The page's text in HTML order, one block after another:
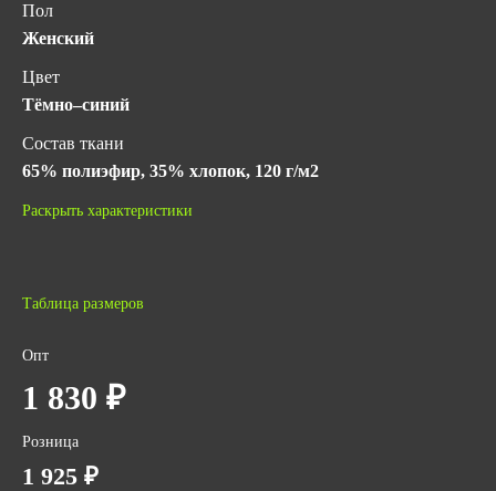
Пол
Женский
Цвет
Тёмно–синий
Состав ткани
65% полиэфир, 35% хлопок, 120 г/м2
Гарантийный срок хранения
ГОСТ
ТР ТС 019/2011
Количество в упаковке
1
Вес за ед,кг
0.5
Раскрыть характеристики
Таблица размеров
Опт
1 830 ₽
Розница
1 925 ₽